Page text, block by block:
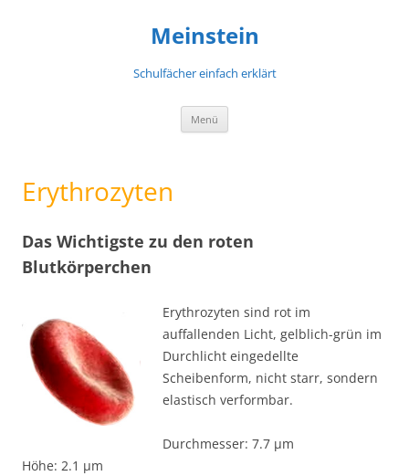
Meinstein
Schulfächer einfach erklärt
Menü
Erythrozyten
Das Wichtigste zu den roten
Blutkörperchen
Erythrozyten sind rot im
auffallenden Licht, gelblich-grün im
Durchlicht eingedellte
Scheibenform, nicht starr, sondern
elastisch verformbar.
Durchmesser: 7.7 µm
Höhe: 2.1 µm